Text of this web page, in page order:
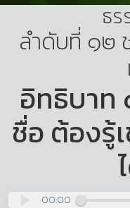
ธ
ลำดับที่ ๑๒
อิทธิบาท
ชื่อ ต้องรู้เ
00:00